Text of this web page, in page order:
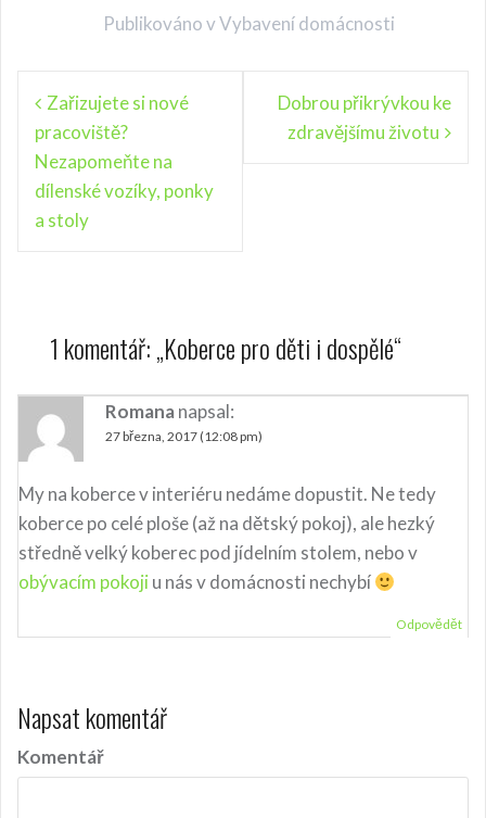
Publikováno vVybavení domácnosti
p
o
p
ř
í
p
v
e
k
Zařizujete si nové
pracoviště?
Nezapomeňte na
dílenské vozíky, ponky
a stoly
Dobrou přikrývkou ke
zdravějšímu životu
1 komentář: „Koberce pro děti i dospělé“
Romananapsal:
27 března, 2017 (12:08 pm)
My na koberce v interiéru nedáme dopustit. Ne tedy
koberce po celé ploše (až na dětský pokoj), ale hezký
středně velký koberec pod jídelním stolem, nebo v
obývacím pokojiu nás v domácnosti nechybí
Odpovědět
Napsat komentář
Komentář